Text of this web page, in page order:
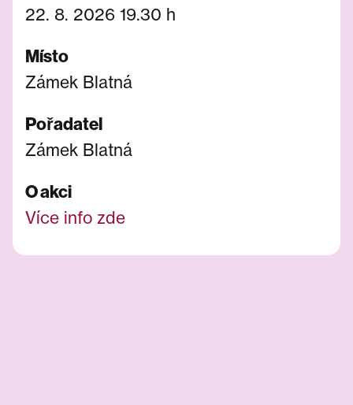
22. 8. 2026 19.30 h
Místo
Zámek Blatná
Pořadatel
Zámek Blatná
O akci
Více info zde